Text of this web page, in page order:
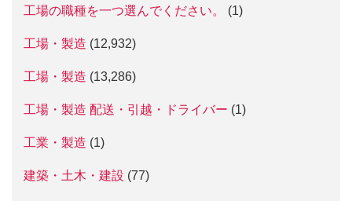
工場の職種を一つ選んでください。 (1)
工場・製造 (12,932)
工場・製造 (13,286)
工場・製造 配送・引越・ドライバー (1)
工業・製造 (1)
建築・土木・建設 (77)